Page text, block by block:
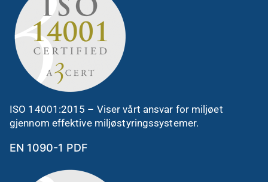
ISO 14001:2015 – Viser vårt ansvar for miljøet
gjennom effektive miljøstyringssystemer.
EN 1090-1 PDF